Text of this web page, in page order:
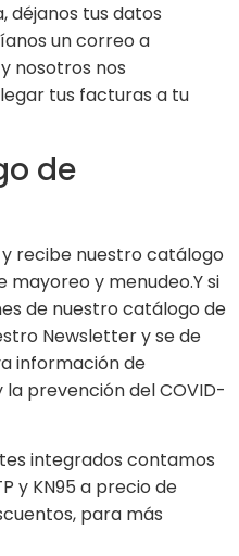
déjanos tus datos
un correo a
nosotros nos
tus facturas a tu
de
recibe nuestro catálogo
y menudeo.Y si
de nuestro catálogo de
Newsletter y se de
información de
prevención del COVID-
integrados contamos
y KN95 a precio de
para más